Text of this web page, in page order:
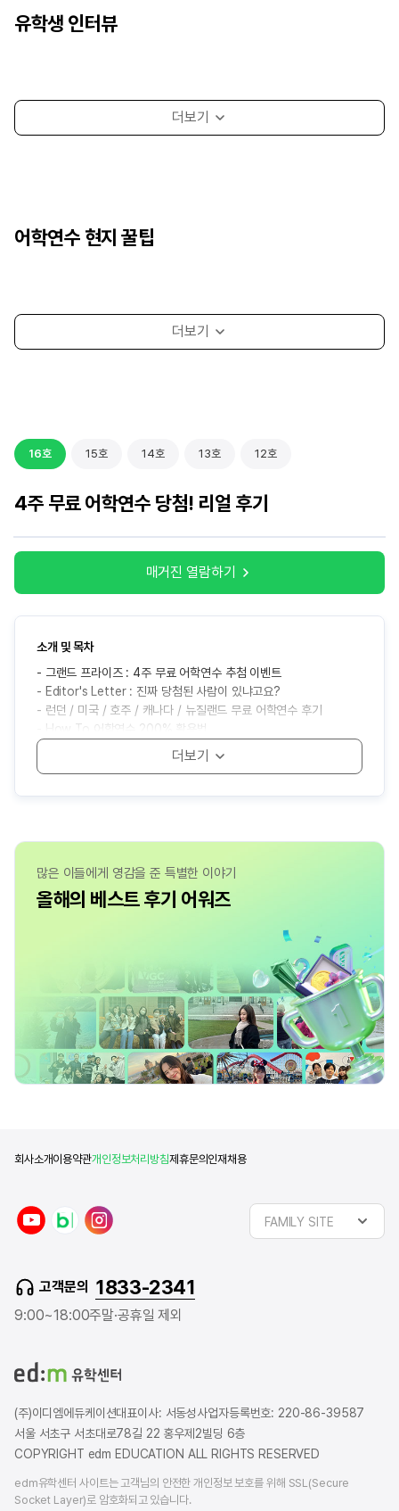
유학생 인터뷰
어학연수 현지 꿀팁
16호 15호 14호 13호 12호
4주 무료 어학연수 당첨! 리얼 후기
매거진 열람하기
소개 및 목차
- 그랜드 프라이즈 : 4주 무료 어학연수 추첨 이벤트
- Editor's Letter : 진짜 당첨된 사람이 있냐고요?
- 런던 / 미국 / 호주 / 캐나다 / 뉴질랜드 무료 어학연수 후기
- How To 어학연수 200% 활용법
- 다음 주인공은 당신입니다! 유학박람회 일정
- 직접 듣는 어학연수 Vlog
매거진 열람하기
소개 및 목차
- 영국유학 장학금 프로그램
- 영국 석사 지원 준비 과정 총정리
- 프리마스터로 석사 준비 제대로 하기
- 석사 입학 전 필수 준비 리스트
- 첫 한 달이 1년을 결정한다
- 셰필드에서 석사 과정을 한다는 것
매거진 열람하기
소개 및 목차
- 연말 무드 따라 고르는 어학연수 코스
- 이건 꼭! 국가별 Winter Must-Do List
- 공부는 토론토에서, 연말은 뉴욕에서!
- 어학연수 도시별 크리스마스 후기
- 겨울 캐나다 어학연수 준비물
매거진 열람하기
소개 및 목차
- 토론토&밴쿠버 인생샷 스팟 모음집
- 퇴사하고 캐나다 어학연수 떠나요!
- 영어 공부부터 해외 취업 경험까지!
- 캐나다 어학연수 출국 전 이것만 챙기세요
- 예비 유학생들과 선배들의 만남, edm네트워킹 데이
매거진 열람하기
소개 및 목차
- 내 성향에 딱 맞는 영국 도시는 어디?
- 자연 그 자체! 브라이튼에 왔어요
- 축구가 좋아서 맨체스터로 왔어요!
- 본머스에서 영어와 친해지는 중
- edm유학센터 런던지사 소셜데이 후기
많은 이들에게 영감을 준 특별한 이야기
올해의 베스트 후기 어워즈
회사소개이용약관개인정보처리방침제휴문의 인재채용
u
n
a
r
l
a
FAMILY SITE
고객문의 1833-2341
9:00~18:00주말·공휴일 제외
(주)이디엠에듀케이션대표이사: 서동성사업자등록번호: 220-86-39587
서울 서초구 서초대로78길 22 홍우제2빌딩 6층
COPYRIGHT edm EDUCATION ALL RIGHTS RESERVED
edm유학센터 사이트는 고객님의 안전한 개인정보 보호를 위해 SSL(Secure
Socket Layer)로 암호화되고 있습니다.